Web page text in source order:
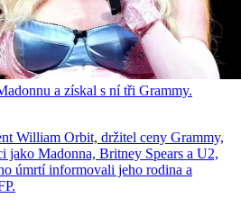
a získal s ní tři Grammy.
William Orbit, držitel ceny Grammy,
jako Madonna, Britney Spears a U2,
úmrtí informovali jeho rodina a